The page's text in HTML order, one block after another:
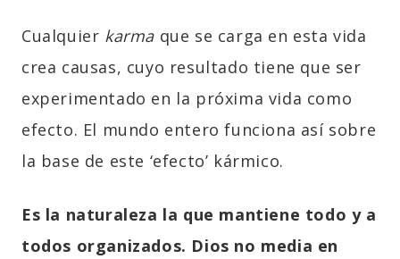
Cualquier karma que se carga en esta vida
crea causas, cuyo resultado tiene que ser
experimentado en la próxima vida como
efecto. El mundo entero funciona así sobre
la base de este ‘efecto’ kármico.
Es la naturaleza la que mantiene todo y a
todos organizados. Dios no media en